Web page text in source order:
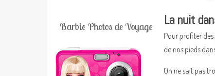
La nuit
Pour profiter
de nos pieds
On ne sait pas
Barbie Photos de Voyage